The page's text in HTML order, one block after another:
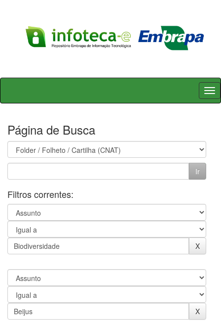
Skip
Página de Busca
Filtros correntes: